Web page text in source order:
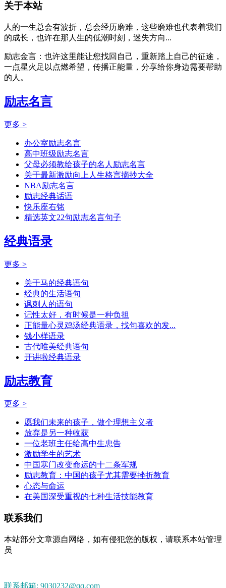
关于本站
人的一生总会有波折，总会经历磨难，这些磨难也代表着我们
的成长，也许在那人生的低潮时刻，迷失方向...
励志金言：也许这里能让您找回自己，重新踏上自己的征途，
一点星火足以点燃希望，传播正能量，分享给你身边需要帮助
的人。
励志名言
更多 >
办公室励志名言
高中班级励志名言
父母必须教给孩子的名人励志名言
关于最新激励向上人生格言摘抄大全
NBA励志名言
励志经典话语
快乐座右铭
精选英文22句励志名言句子
经典语录
更多 >
关于马的经典语句
经典的生活语句
讽刺人的语句
记性太好，有时候是一种负担
正能量心灵鸡汤经典语录，找句喜欢的发...
钱小样语录
古代唯美经典语句
开讲啦经典语录
励志教育
更多 >
愿我们未来的孩子，做个理想主义者
放弃是另一种收获
一位老班主任给高中生忠告
激励学生的艺术
中国寒门改变命运的十二条军规
励志教育：中国的孩子尤其需要挫折教育
心态与命运
在美国深受重视的七种生活技能教育
联系我们
本站部分文章源自网络，如有侵犯您的版权，请联系本站管理
员
联系邮箱: 9030232@qq.com